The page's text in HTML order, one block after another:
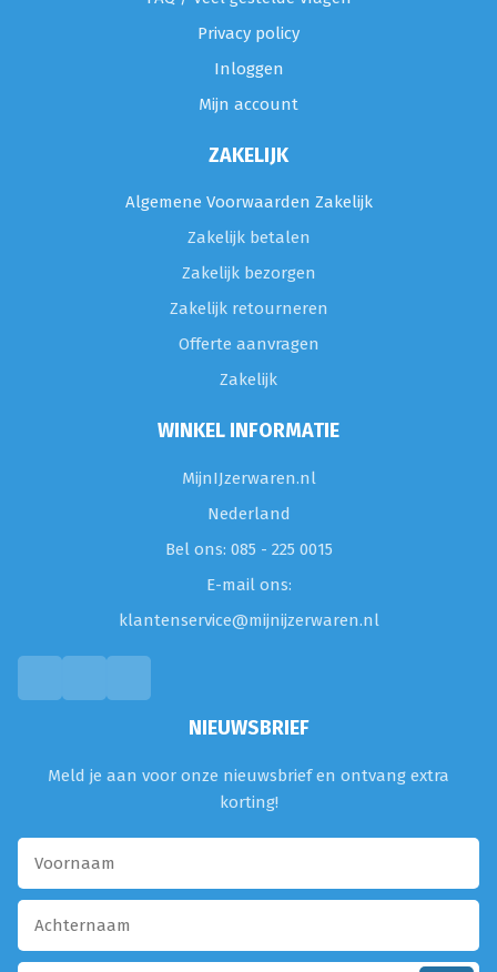
Privacy policy
Inloggen
Mijn account
ZAKELIJK
Algemene Voorwaarden Zakelijk
Zakelijk betalen
Zakelijk bezorgen
Zakelijk retourneren
Offerte aanvragen
Zakelijk
WINKEL INFORMATIE
MijnIJzerwaren.nl
Nederland
Bel ons: 085 - 225 0015
E-mail ons:
klantenservice@mijnijzerwaren.nl
NIEUWSBRIEF
Meld je aan voor onze nieuwsbrief en ontvang extra
korting!